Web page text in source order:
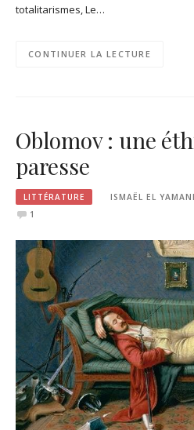
totalitarismes, Le…
CONTINUER LA LECTURE
Oblomov : une
paresse
LITTÉRATURE ISMAËL EL YAMANI
1